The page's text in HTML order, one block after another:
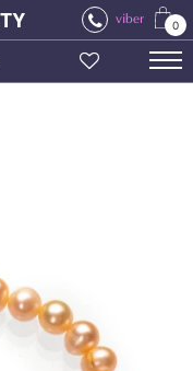
viber 0